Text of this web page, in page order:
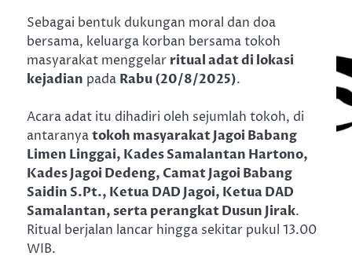
Sebagai bentuk dukungan moral dan doa
bersama, keluarga korban bersama tokoh
masyarakat menggelar ritual adat di lokasi
kejadian pada Rabu (20/8/2025).
Acara adat itu dihadiri oleh sejumlah tokoh, di
antaranyatokoh masyarakat Jagoi Babang
Limen Linggai, Kades Samalantan Hartono,
Kades Jagoi Dedeng, Camat Jagoi Babang
Saidin S.Pt., Ketua DAD Jagoi, Ketua DAD
Samalantan, serta perangkat Dusun Jirak.
Ritual berjalan lancar hingga sekitar pukul 13.00
WIB.